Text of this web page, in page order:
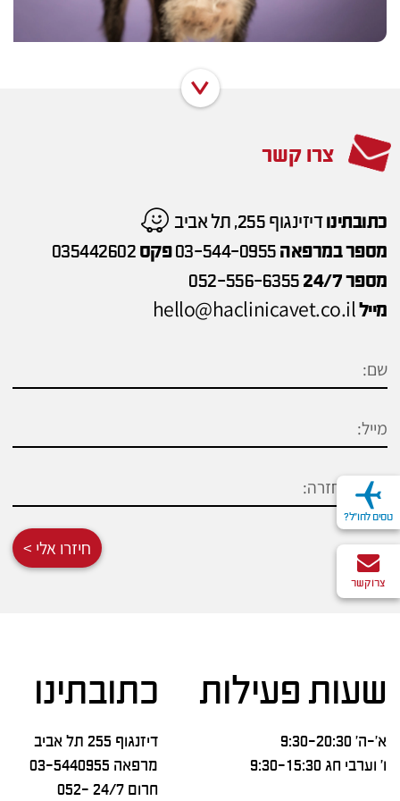
צרו קשר
כתובתינודיזינגוף 255, תל אביב
מספר במרפאה 03-544-0955פקס 035442602
מספר 24/7
052-556-6355
מיילhello@haclinicavet.co.il
חיזרו אלי >
טסים לחו"ל?
צרו קשר
שעות פעילות
א’-ה’ 9:30-20:30
ו’ וערבי חג 9:30-15:30
כתובתינו
דיזנגוף 255 תל אביב
מרפאה 03-5440955
חרום 24/7
052-